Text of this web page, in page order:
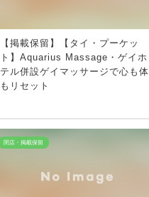
【掲載保留】【タイ・プーケッ
ト】Aquarius Massage・ゲイホ
テル併設ゲイマッサージで心も体
もリセット
閉店・掲載保留